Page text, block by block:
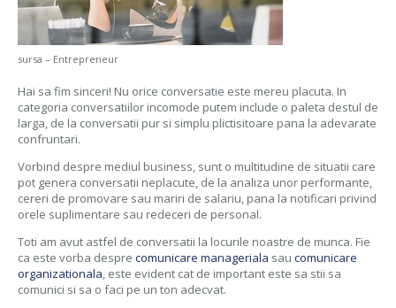
sursa – Entrepreneur
Hai sa fim sinceri! Nu orice conversatie este mereu placuta. In
categoria conversatiilor incomode putem include o paleta destul de
larga, de la conversatii pur si simplu plictisitoare pana la adevarate
confruntari.
Vorbind despre mediul business, sunt o multitudine de situatii care
pot genera conversatii neplacute, de la analiza unor performante,
cereri de promovare sau mariri de salariu, pana la notificari privind
orele suplimentare sau redeceri de personal.
Toti am avut astfel de conversatii la locurile noastre de munca. Fie
ca este vorba despre comunicare manageriala sau comunicare
organizationala, este evident cat de important este sa stii sa
comunici si sa o faci pe un ton adecvat.